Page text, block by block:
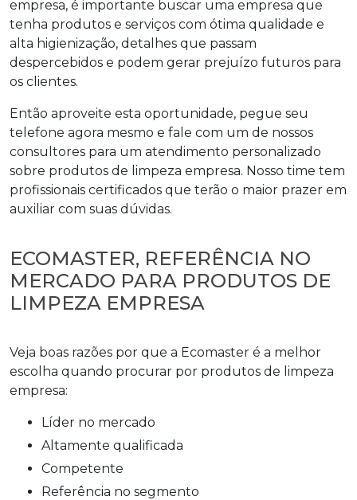
empresa, é importante buscar uma empresa que
tenha produtos e serviços com ótima qualidade e
alta higienização, detalhes que passam
despercebidos e podem gerar prejuízo futuros para
os clientes.
Então aproveite esta oportunidade, pegue seu
telefone agora mesmo e fale com um de nossos
consultores para um atendimento personalizado
sobre produtos de limpeza empresa. Nosso time tem
profissionais certificados que terão o maior prazer em
auxiliar com suas dúvidas.
ECOMASTER, REFERÊNCIA NO
MERCADO PARA PRODUTOS DE
LIMPEZA EMPRESA
Veja boas razões por que a Ecomaster é a melhor
escolha quando procurar por produtos de limpeza
empresa:
líder no mercado
altamente qualificada
competente
referência no segmento